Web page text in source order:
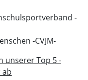
-
-CVJM-
unserer Top 5 -
ab